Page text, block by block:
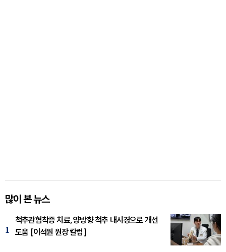
많이 본 뉴스
1
척추관협착증 치료, 양방향 척추 내시경으로 개선
도움 [이석원 원장 칼럼]